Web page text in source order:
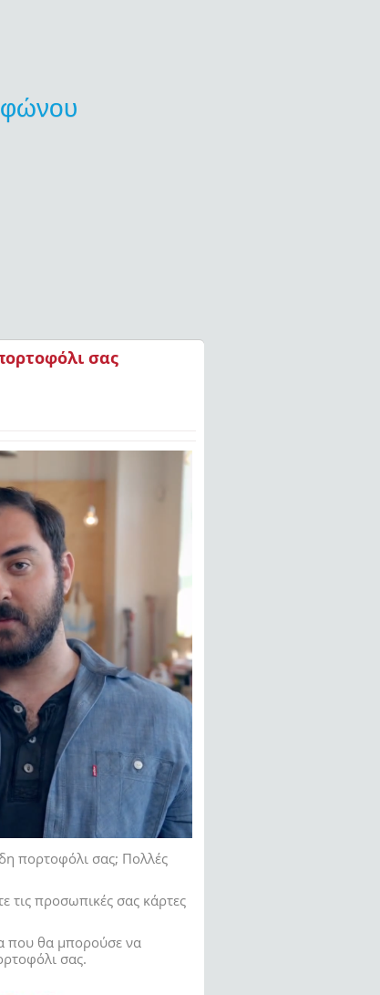
σας
πορτοφόλι σας; Πολλές
τις προσωπικές σας κάρτες
που θα μπορούσε να
σας.